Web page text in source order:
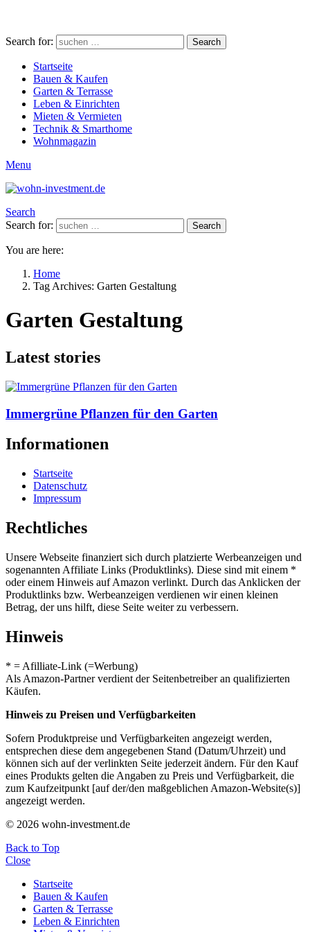
Search for: Search
Startseite
Bauen & Kaufen
Garten & Terrasse
Leben & Einrichten
Mieten & Vermieten
Technik & Smarthome
Wohnmagazin
Menu
Search
Search for:
Search
You are here:
Home
Tag Archives: Garten Gestaltung
Garten Gestaltung
Latest stories
Immergrüne Pflanzen für den Garten
Informationen
Startseite
Datenschutz
Impressum
Rechtliches
Unsere Webseite finanziert sich durch platzierte Werbeanzeigen und
sogenannten Affiliate Links (Produktlinks). Diese sind mit einem *
oder einem Hinweis auf Amazon verlinkt. Durch das Anklicken der
Produktlinks bzw. Werbeanzeigen verdienen wir einen kleinen
Betrag, der uns hilft, diese Seite weiter zu verbessern.
Hinweis
* = Afilliate-Link (=Werbung)
Als Amazon-Partner verdient der Seitenbetreiber an qualifizierten
Käufen.
Hinweis zu Preisen und Verfügbarkeiten
Sofern Produktpreise und Verfügbarkeiten angezeigt werden,
entsprechen diese dem angegebenen Stand (Datum/Uhrzeit) und
können sich auf der verlinkten Seite jederzeit ändern. Für den Kauf
eines Produkts gelten die Angaben zu Preis und Verfügbarkeit, die
zum Kaufzeitpunkt [auf der/den maßgeblichen Amazon-Website(s)]
angezeigt werden.
© 2026 wohn-investment.de
Back to Top
Close
Startseite
Bauen & Kaufen
Garten & Terrasse
Leben & Einrichten